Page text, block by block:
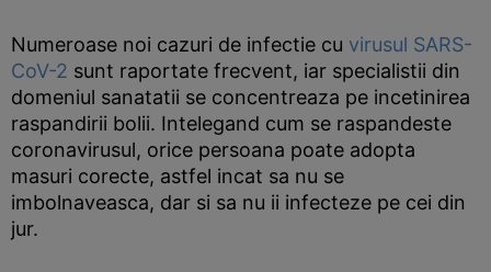
Numeroase noi cazuri de infectie cu virusul SARS-
CoV-2 sunt raportate frecvent, iar specialistii din
domeniul sanatatii se concentreaza pe incetinirea
raspandirii bolii. Intelegand cum se raspandeste
coronavirusul, orice persoana poate adopta
masuri corecte, astfel incat sa nu se
imbolnaveasca, dar si sa nu ii infecteze pe cei din
jur.